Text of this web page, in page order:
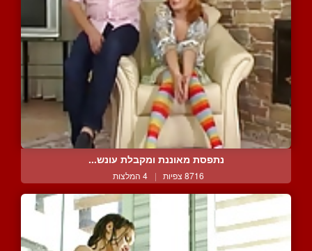
נתפסת מאוננת ומקבלת עונש...
8716 צפיות | 4 המלצות